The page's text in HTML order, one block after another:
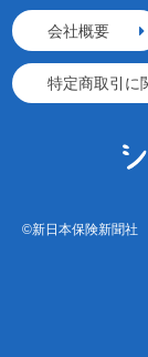
会社概要
特定商取引に
©新日本保険新聞社